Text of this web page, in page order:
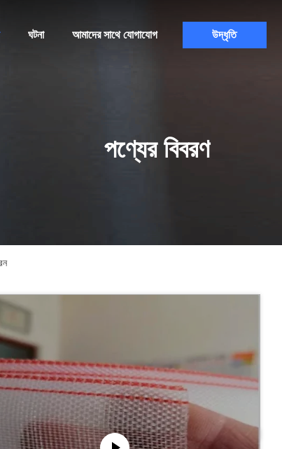
ঘটনা আমাদের সাথে যোগাযোগ উদ্ধৃতি
পণ্যের বিবরণ